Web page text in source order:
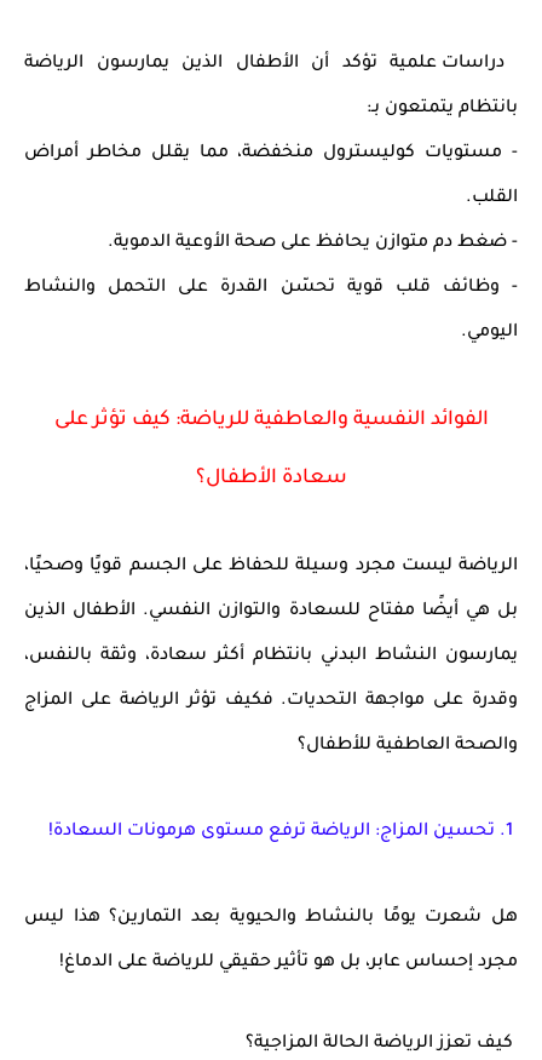
دراسات علمية تؤكد أن الأطفال الذين يمارسون الرياضة
بانتظام يتمتعون بـ:
- مستويات كوليسترول منخفضة، مما يقلل مخاطر أمراض
القلب.
- ضغط دم متوازن يحافظ على صحة الأوعية الدموية.
- وظائف قلب قوية تحسّن القدرة على التحمل والنشاط
اليومي.
الفوائد النفسية والعاطفية للرياضة: كيف تؤثر على
سعادة الأطفال؟
الرياضة ليست مجرد وسيلة للحفاظ على الجسم قويًا وصحيًا،
بل هي أيضًا مفتاح للسعادة والتوازن النفسي. الأطفال الذين
يمارسون النشاط البدني بانتظام أكثر سعادة، وثقة بالنفس،
وقدرة على مواجهة التحديات. فكيف تؤثر الرياضة على المزاج
والصحة العاطفية للأطفال؟
هل شعرت يومًا بالنشاط والحيوية بعد التمارين؟ هذا ليس
مجرد إحساس عابر، بل هو تأثير حقيقي للرياضة على الدماغ!
كيف تعزز الرياضة الحالة المزاجية؟